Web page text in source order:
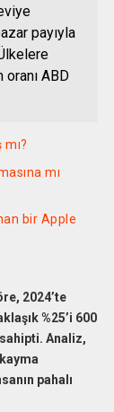
payıyla
ABD
mı
bir Apple
2024’te
%25’i 600
Analiz,
pahalı